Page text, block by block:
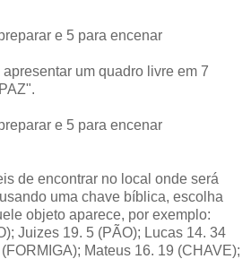
e 5 para encenar
um quadro livre em 7
e 5 para encenar
de encontrar no local onde será
uma chave bíblica, escolha
objeto aparece, por exemplo:
Juizes 19. 5 (PÃO); Lucas 14. 34
Mateus 16. 19 (CHAVE);